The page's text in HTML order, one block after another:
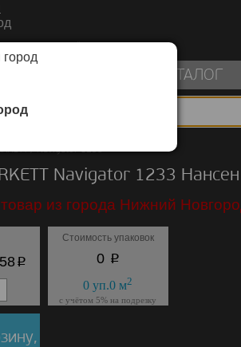
ПОКРЫТИЙ
КАТАЛОГ
/Navigator 1233
Navigator 1233 Нансен
из города Нижний
p
Стоимость упаковок
0 p
0 уп.0 м2
с учётом 5% на подрезку